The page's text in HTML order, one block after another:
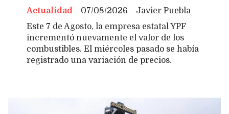
Javier Puebla
Actualidad
07/08/2026
Este 7 de Agosto, la empresa estatal YPF
incrementó nuevamente el valor de los
combustibles. El miércoles pasado se había
registrado una variación de precios.